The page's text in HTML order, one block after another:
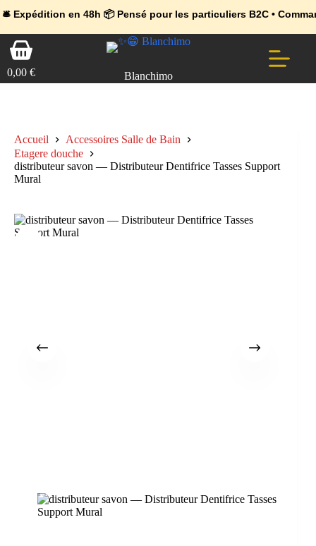
en 48h 📦 Pensé pour les particuliers B2C • Commande
🔥 Déjà adopté par les pros 👉 Passez en Espace Pro B2B 📦
💼 Offres réservées aux professionnels 🚀 Rejoignez l’Espace Pro
PasserPanier
d’achat
0,00 € Blanchimo
Accueil
Accessoires Salle de Bain
Etagere douche
distributeur savon — Distributeur Dentifrice Tasses Support
Mural